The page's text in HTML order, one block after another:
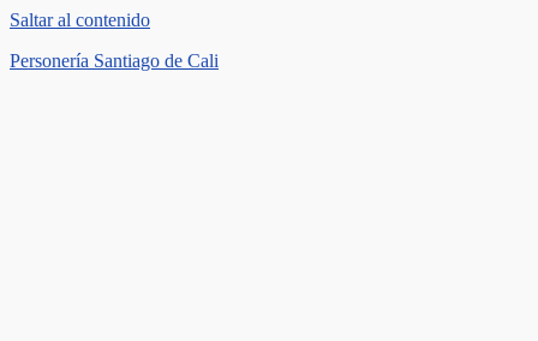
Saltar al contenido
Personería Santiago de Cali